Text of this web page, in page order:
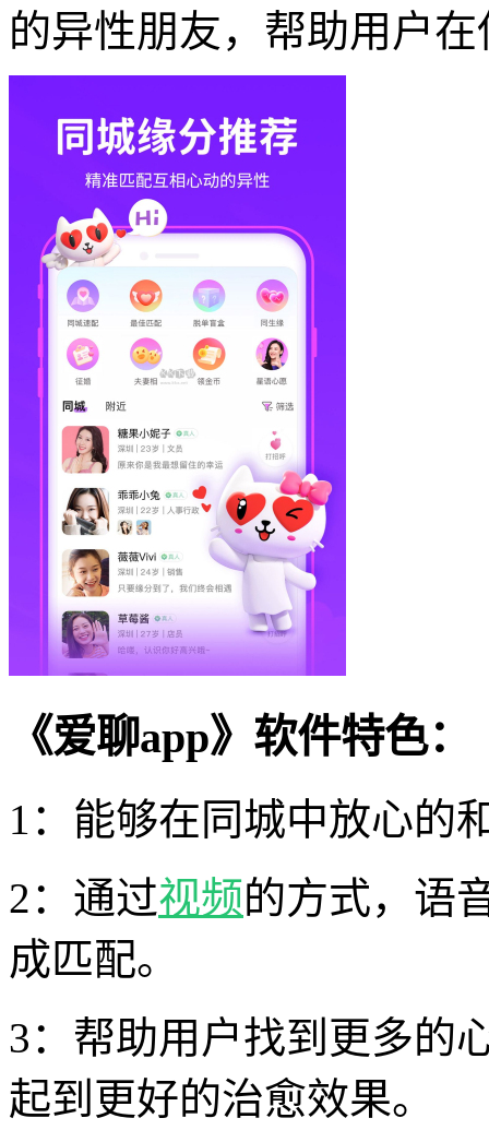
的异性朋友，帮助用户
《爱聊app》软件特色：
1：能够在同城中放心的
2：通过视频的方式，语
成匹配。
3：帮助用户找到更多的
起到更好的治愈效果。